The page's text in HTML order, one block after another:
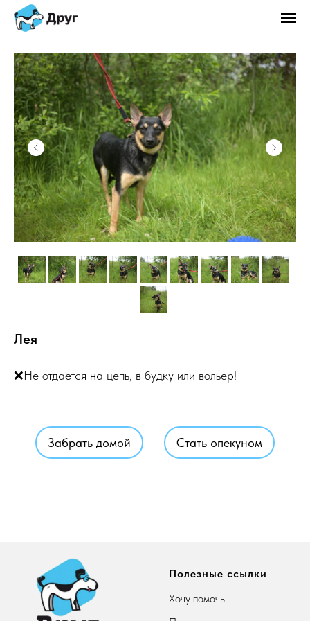
Лея
❌Не отдается на цепь, в будку или вольер!
Забрать домой Стать опекуном
Полезные ссылки
Хочу помочь